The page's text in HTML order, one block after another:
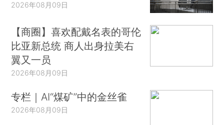
2026年08月09日
【商圈】喜欢配戴名表的哥伦
比亚新总统 商人出身拉美右
翼又一员
2026年08月09日
专栏｜AI“煤矿”中的金丝雀
2026年08月09日